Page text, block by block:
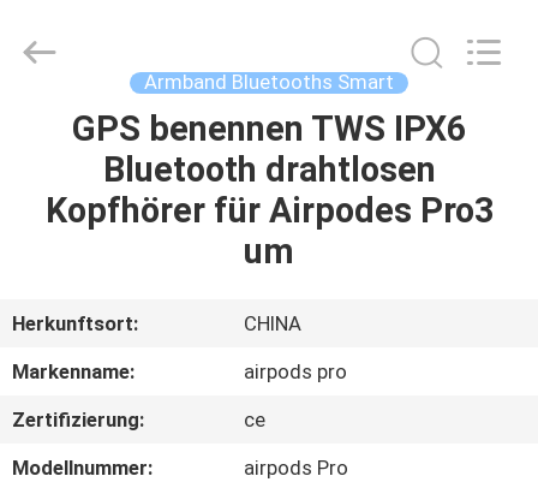
HAUS
PRODUKTE
UNS
AUSFLUG
Ltd..
Armband Bluetooths Smart
GPS benennen TWS IPX6
Bluetooth drahtlosen
Kopfhörer für Airpodes Pro3
um
Herkunftsort:
CHINA
Markenname:
airpods pro
Zertifizierung:
ce
Modellnummer:
airpods Pro